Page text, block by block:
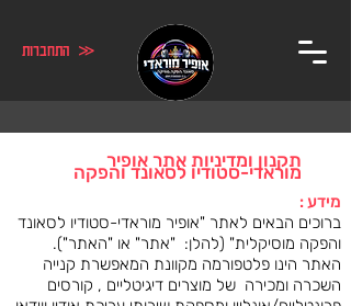
≪ התחברות
תקנון ומדיניות אתר אופיר
מוראדי-סטודיו לסאונד והפקה
מידע :
ברוכים הבאים לאתר "אופיר מוראדי-סטודיו לסאונד
והפקה מוסיקלית" (להלן: "אתר" או "האתר").
האתר הינו פלטפורמה מקוונת המאפשרת קנייה
השכרה ומכירה של מוצרים דיגיטליים , קורסים